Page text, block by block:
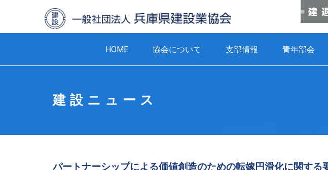
HOME 協会について 支部情報 青年部会
建設ニュース
パートナーシップによる価値創造のための転嫁円滑化に関する